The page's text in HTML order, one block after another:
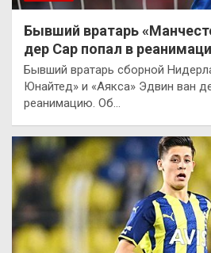
Бывший вратарь
дер Сар попал в
Бывший вратарь сборной
Юнайтед» и «Аякса» Эдвин ван
реанимацию. Об…